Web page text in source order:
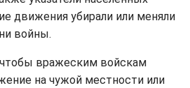
движения убирали или меняли
войны.
чтобы вражеским войскам
на чужой местности или